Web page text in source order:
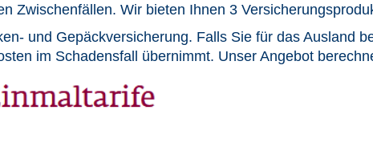
Zwischenfällen. Wir bieten Ihnen 3
und Gepäckversicherung. Falls Sie für das Ausland
im Schadensfall übernimmt. Unser Angebot